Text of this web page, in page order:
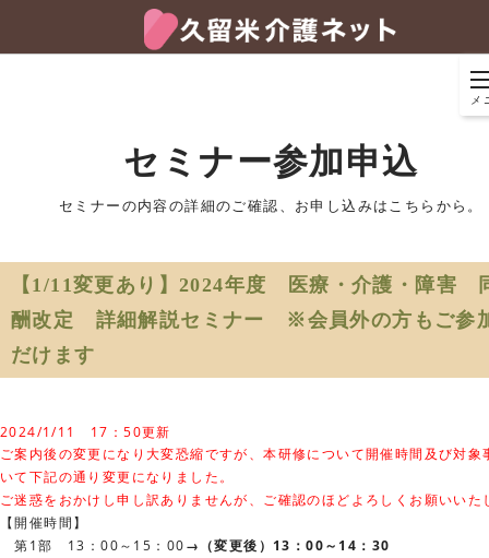
メ
セミナー参加申込
セミナーの内容の詳細のご確認、お申し込みはこちらから。
【1/11変更あり】2024年度 医療・介護・障害
酬改定 詳細解説セミナー ※会員外の方もご参
だけます
2024/1/11 17：50更新
ご案内後の変更になり大変恐縮ですが、本研修について開催時間及び対象
いて下記の通り変更になりました。
ご迷惑をおかけし申し訳ありませんが、ご確認のほどよろしくお願いいた
【開催時間】
第1部 13 ：00～ 15 ： 00→（変更後） 13：00～14： 30